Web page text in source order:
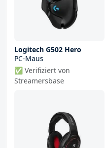
Logitech G502 Hero
PC-Maus
✅ Verifiziert von
Streamersbase